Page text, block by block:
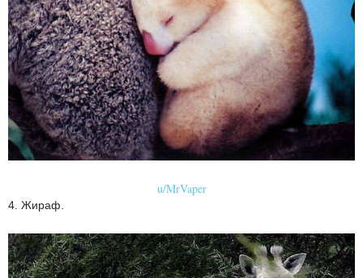
u/MrVaper
4. Жираф.